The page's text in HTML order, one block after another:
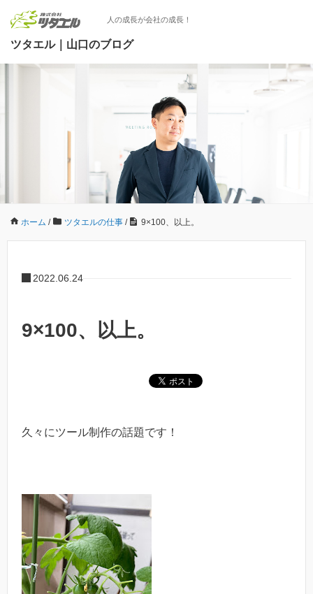
人の成長が会社の成長！
ツタエル｜山口のブログ
ホーム / ツタエルの仕事 / 9×100、以上。
2022.06.24
9×100、以上。
久々にツール制作の話題です！